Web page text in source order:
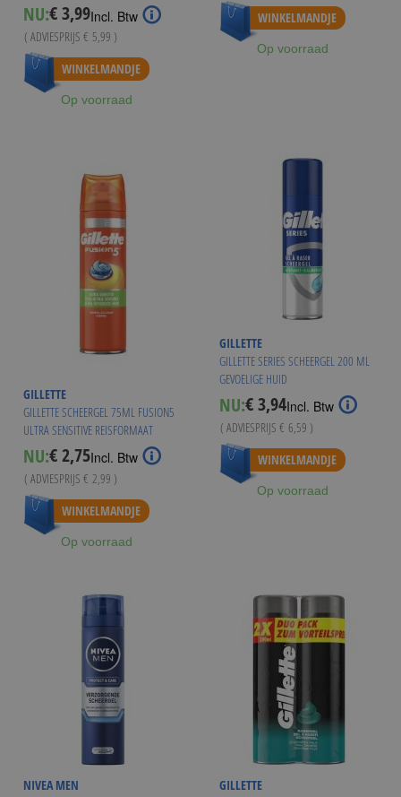
NU:Special
Price
€ 3,99Incl. Btw
( ADVIESPRIJS € 5,99 )
Vanaf € 3,75
WINKELMANDJE
Op voorraad
WINKELMANDJE
Op voorraad
GILLETTE
GILLETTE SCHEERGEL 75ML FUSION5
ULTRA SENSITIVE REISFORMAAT
NU:Special
Price
€ 2,75Incl. Btw
( ADVIESPRIJS € 2,99 )
WINKELMANDJE
Op voorraad
GILLETTE
GILLETTE SERIES SCHEERGEL 200 ML
GEVOELIGE HUID
NU:Special
Price
€ 3,94Incl. Btw
( ADVIESPRIJS € 6,59 )
Vanaf € 3,50
WINKELMANDJE
Op voorraad
NIVEA MEN
GILLETTE